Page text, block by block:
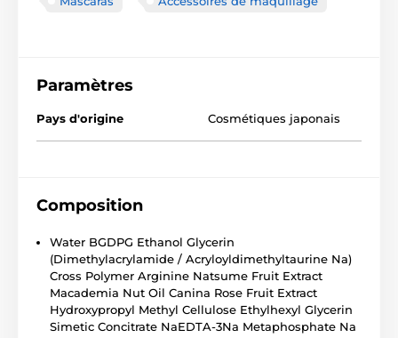
Paramètres
Pays d'origine Cosmétiques japonais
Composition
Water BGDPG Ethanol Glycerin
(Dimethylacrylamide / Acryloyldimethyltaurine Na)
Cross Polymer Arginine Natsume Fruit Extract
Macademia Nut Oil Canina Rose Fruit Extract
Hydroxypropyl Methyl Cellulose Ethylhexyl Glycerin
Simetic Concitrate NaEDTA-3Na Metaphosphate Na